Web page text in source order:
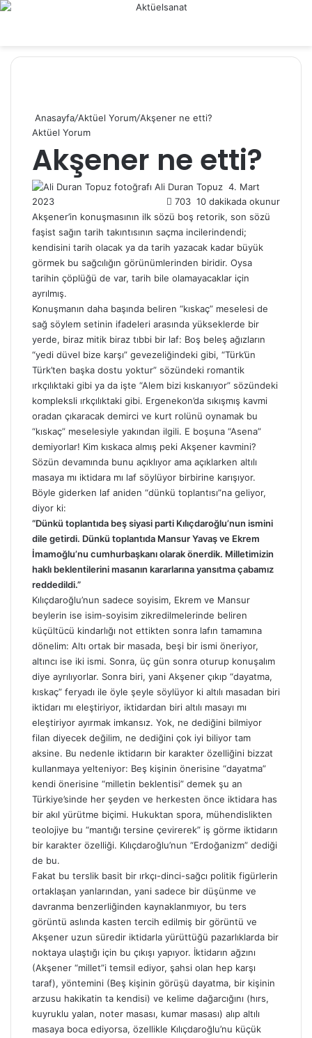
Anasayfa/Aktüel Yorum/Akşener ne etti?
Aktüel Yorum
Akşener ne etti?
Ali Duran Topuz B
i
r
e
-
p
o
d
e
r
m
e
k
4. Mart
2023
703 10 dakikada okunur
Akşener’in konuşmasının ilk sözü boş retorik, son sözü
faşist sağın tarih takıntısının saçma incilerindendi;
kendisini tarih olacak ya da tarih yazacak kadar büyük
görmek bu sağcılığın görünümlerinden biridir. Oysa
tarihin çöplüğü de var, tarih bile olamayacaklar için
ayrılmış.
Konuşmanın daha başında beliren “kıskaç” meselesi de
sağ söylem setinin ifadeleri arasında yükseklerde bir
yerde, biraz mitik biraz tıbbi bir laf: Boş beleş ağızların
“yedi düvel bize karşı” gevezeliğindeki gibi, “Türk’ün
Türk’ten başka dostu yoktur” sözündeki romantik
ırkçılıktaki gibi ya da işte “Alem bizi kıskanıyor” sözündeki
kompleksli ırkçılıktaki gibi. Ergenekon’da sıkışmış kavmi
oradan çıkaracak demirci ve kurt rolünü oynamak bu
“kıskaç” meselesiyle yakından ilgili. E boşuna “Asena”
demiyorlar! Kim kıskaca almış peki Akşener kavmini?
Sözün devamında bunu açıklıyor ama açıklarken altılı
masaya mı iktidara mı laf söylüyor birbirine karışıyor.
Böyle giderken laf aniden “dünkü toplantısı”na geliyor,
diyor ki:
“Dünkü toplantıda beş siyasi parti Kılıçdaroğlu’nun ismini
dile getirdi. Dünkü toplantıda Mansur Yavaş ve Ekrem
İmamoğlu’nu cumhurbaşkanı olarak önerdik. Milletimizin
haklı beklentilerini masanın kararlarına yansıtma çabamız
reddedildi.”
Kılıçdaroğlu’nun sadece soyisim, Ekrem ve Mansur
beylerin ise isim-soyisim zikredilmelerinde beliren
küçültücü kindarlığı not ettikten sonra lafın tamamına
dönelim: Altı ortak bir masada, beşi bir ismi öneriyor,
altıncı ise iki ismi. Sonra, üç gün sonra oturup konuşalım
diye ayrılıyorlar. Sonra biri, yani Akşener çıkıp “dayatma,
kıskaç” feryadı ile öyle şeyle söylüyor ki altılı masadan biri
iktidarı mı eleştiriyor, iktidardan biri altılı masayı mı
eleştiriyor ayırmak imkansız. Yok, ne dediğini bilmiyor
filan diyecek değilim, ne dediğini çok iyi biliyor tam
aksine. Bu nedenle iktidarın bir karakter özelliğini bizzat
kullanmaya yelteniyor: Beş kişinin önerisine “dayatma”
kendi önerisine “milletin beklentisi” demek şu an
Türkiye’sinde her şeyden ve herkesten önce iktidara has
bir akıl yürütme biçimi. Hukuktan spora, mühendislikten
teolojiye bu “mantığı tersine çevirerek” iş görme iktidarın
bir karakter özelliği. Kılıçdaroğlu’nun “Erdoğanizm” dediği
de bu.
Fakat bu terslik basit bir ırkçı-dinci-sağcı politik figürlerin
ortaklaşan yanlarından, yani sadece bir düşünme ve
davranma benzerliğinden kaynaklanmıyor, bu ters
görüntü aslında kasten tercih edilmiş bir görüntü ve
Akşener uzun süredir iktidarla yürüttüğü pazarlıklarda bir
noktaya ulaştığı için bu çıkışı yapıyor. İktidarın ağzını
(Akşener “millet”i temsil ediyor, şahsi olan hep karşı
taraf), yöntemini (Beş kişinin görüşü dayatma, bir kişinin
arzusu hakikatin ta kendisi) ve kelime dağarcığını (hırs,
kuyruklu yalan, noter masası, kumar masası) alıp altılı
masaya boca ediyorsa, özellikle Kılıçdaroğlu’nu küçük